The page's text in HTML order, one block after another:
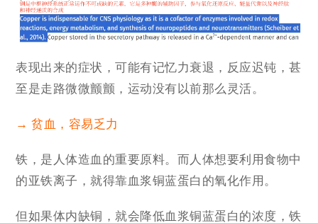
表现出来的症状，可能有记忆力衰退，反应迟钝，甚
至是走路微微颤颤，运动没有以前那么灵活。
→ 贫血，容易乏力
铁，是人体造血的重要原料。而人体想要利用食物中
的亚铁离子，就得靠血浆铜蓝蛋白的氧化作用。
但如果体内缺铜，就会降低血浆铜蓝蛋白的浓度，铁